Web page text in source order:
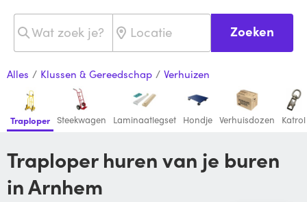
Zoeken
Alles / Klussen & Gereedschap / Verhuizen
Traploper Steekwagen Laminaatlegset Hondje Verhuisdozen Katrol
Traploper huren van je buren
in Arnhem